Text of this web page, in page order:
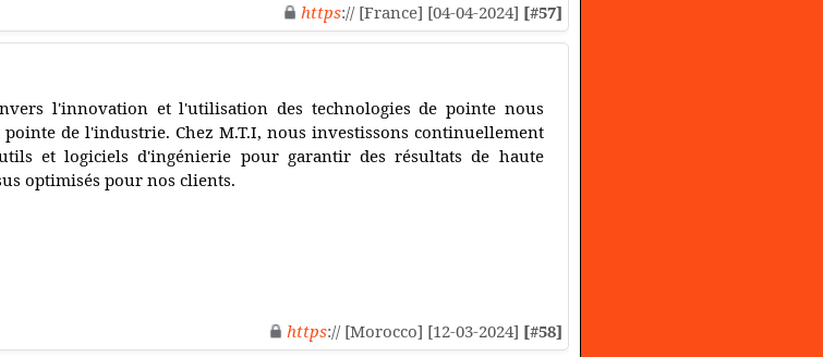
https:// [France] [04-04-2024] [#57]
l'innovation et l'utilisation des technologies de pointe nous
de l'industrie. Chez M.T.I, nous investissons continuellement
et logiciels d'ingénierie pour garantir des résultats de haute
optimisés pour nos clients.
https:// [Morocco] [12-03-2024] [#58]